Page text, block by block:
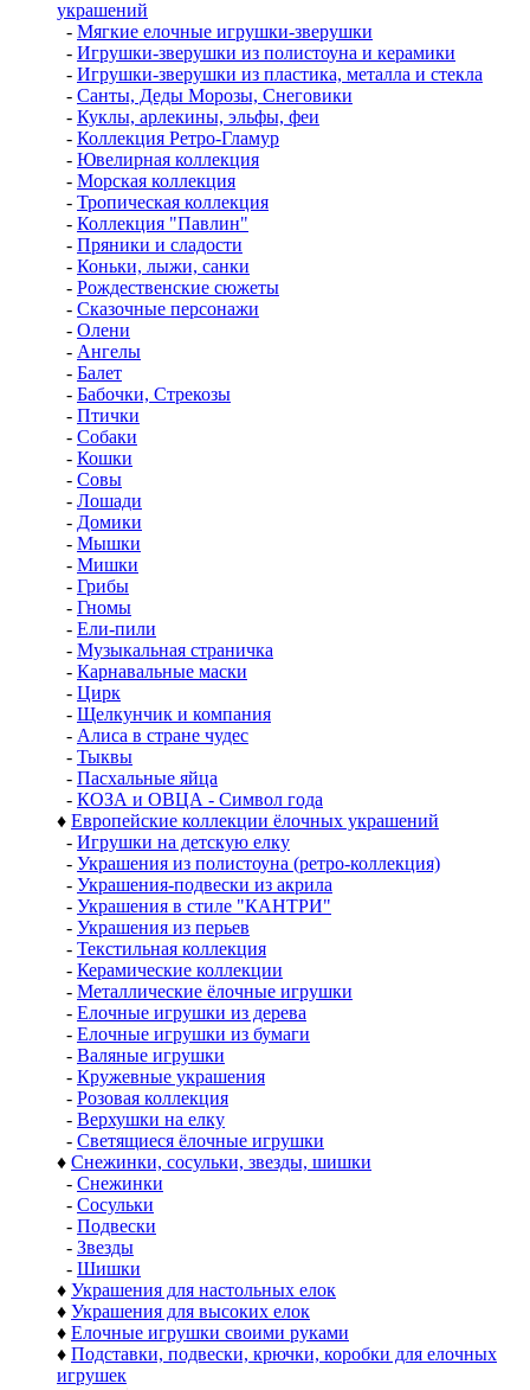
украшений
- Мягкие елочные игрушки-зверушки
- Игрушки-зверушки из полистоуна и керамики
- Игрушки-зверушки из пластика, металла и стекла
- Санты, Деды Морозы, Снеговики
- Куклы, арлекины, эльфы, феи
- Коллекция Ретро-Гламур
- Ювелирная коллекция
- Морская коллекция
- Тропическая коллекция
- Коллекция "Павлин"
- Пряники и сладости
- Коньки, лыжи, санки
- Рождественские сюжеты
- Сказочные персонажи
- Олени
- Ангелы
- Балет
- Бабочки, Стрекозы
- Птички
- Собаки
- Кошки
- Совы
- Лошади
- Домики
- Мышки
- Мишки
- Грибы
- Гномы
- Ели-пили
- Музыкальная страничка
- Карнавальные маски
- Цирк
- Щелкунчик и компания
- Алиса в стране чудес
- Тыквы
- Пасхальные яйца
- КОЗА и ОВЦА - Символ года
♦ Европейские коллекции ёлочных украшений
- Игрушки на детскую елку
- Украшения из полистоуна (ретро-коллекция)
- Украшения-подвески из акрила
- Украшения в стиле "КАНТРИ"
- Украшения из перьев
- Текстильная коллекция
- Керамические коллекции
- Металлические ёлочные игрушки
- Елочные игрушки из дерева
- Елочные игрушки из бумаги
- Валяные игрушки
- Кружевные украшения
- Розовая коллекция
- Верхушки на елку
- Светящиеся ёлочные игрушки
♦ Снежинки, сосульки, звезды, шишки
- Снежинки
- Сосульки
- Подвески
- Звезды
- Шишки
♦ Украшения для настольных елок
♦ Украшения для высоких елок
♦ Елочные игрушки своими руками
♦ Подставки, подвески, крючки, коробки для елочных
игрушек